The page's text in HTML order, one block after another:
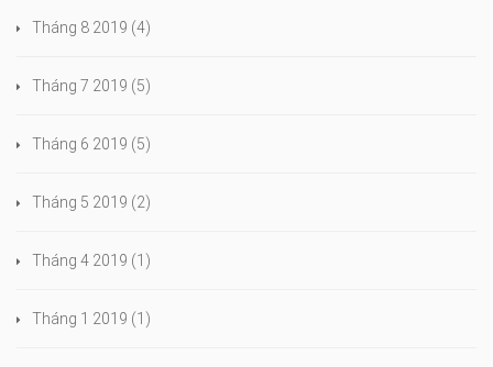
Tháng 8 2019 (4)
Tháng 7 2019 (5)
Tháng 6 2019 (5)
Tháng 5 2019 (2)
Tháng 4 2019 (1)
Tháng 1 2019 (1)